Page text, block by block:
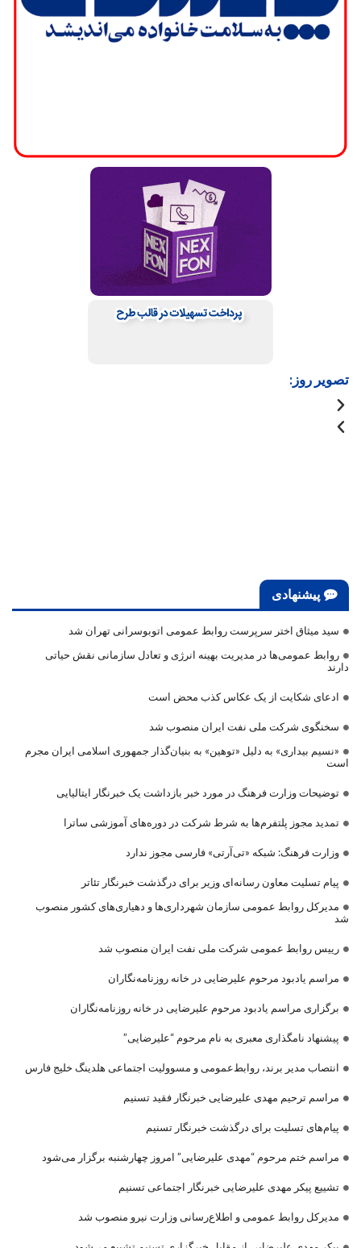
تصویر روز:
پیشنهادی
سید میثاق اختر سرپرست روابط عمومی اتوبوسرانی تهران شد
روابط عمومی‌ها در مدیریت بهینه انرژی و تعادل سازمانی نقش حیاتی
دارند
ادعای شکایت از یک عکاس کذب محض است
سخنگوی شرکت ملی نفت ایران منصوب شد
«نسیم بیداری» به دلیل «توهین» به بنیان‌گذار جمهوری اسلامی ایران مجرم
است
توضیحات وزارت فرهنگ در مورد خبر بازداشت یک خبرنگار ایتالیایی
تمدید مجوز پلتفرم‌ها به شرط شرکت در دوره‌های آموزشی ساترا
وزارت فرهنگ: شبکه «تی‌آرتی» فارسی مجوز ندارد
پیام تسلیت معاون رسانه‌ای وزیر برای درگذشت خبرنگار تئاتر
مدیرکل روابط عمومی سازمان شهرداری‌ها و دهیاری‌های کشور منصوب
شد
رییس روابط عمومی شرکت ملی نفت ایران منصوب شد
مراسم یادبود مرحوم علیرضایی در خانه روزنامه‌نگاران
برگزاری مراسم یادبود مرحوم علیرضایی در خانه روزنامه‌نگاران
پیشنهاد نامگذاری معبری به نام مرحوم “علیرضایی”
انتصاب مدیر برند، روابط‌عمومی و مسوولیت اجتماعی هلدینگ خلیج فارس
مراسم ترحیم مهدی علیرضایی خبرنگار فقید تسنیم
پیام‌های تسلیت برای درگذشت خبرنگار تسنیم
مراسم ختم مرحوم “مهدی علیرضایی” امروز چهارشنبه برگزار می‌شود
تشییع پیکر مهدی علیرضایی خبرنگار اجتماعی تسنیم
مدیرکل روابط عمومی و اطلاع‌رسانی وزارت نیرو منصوب شد